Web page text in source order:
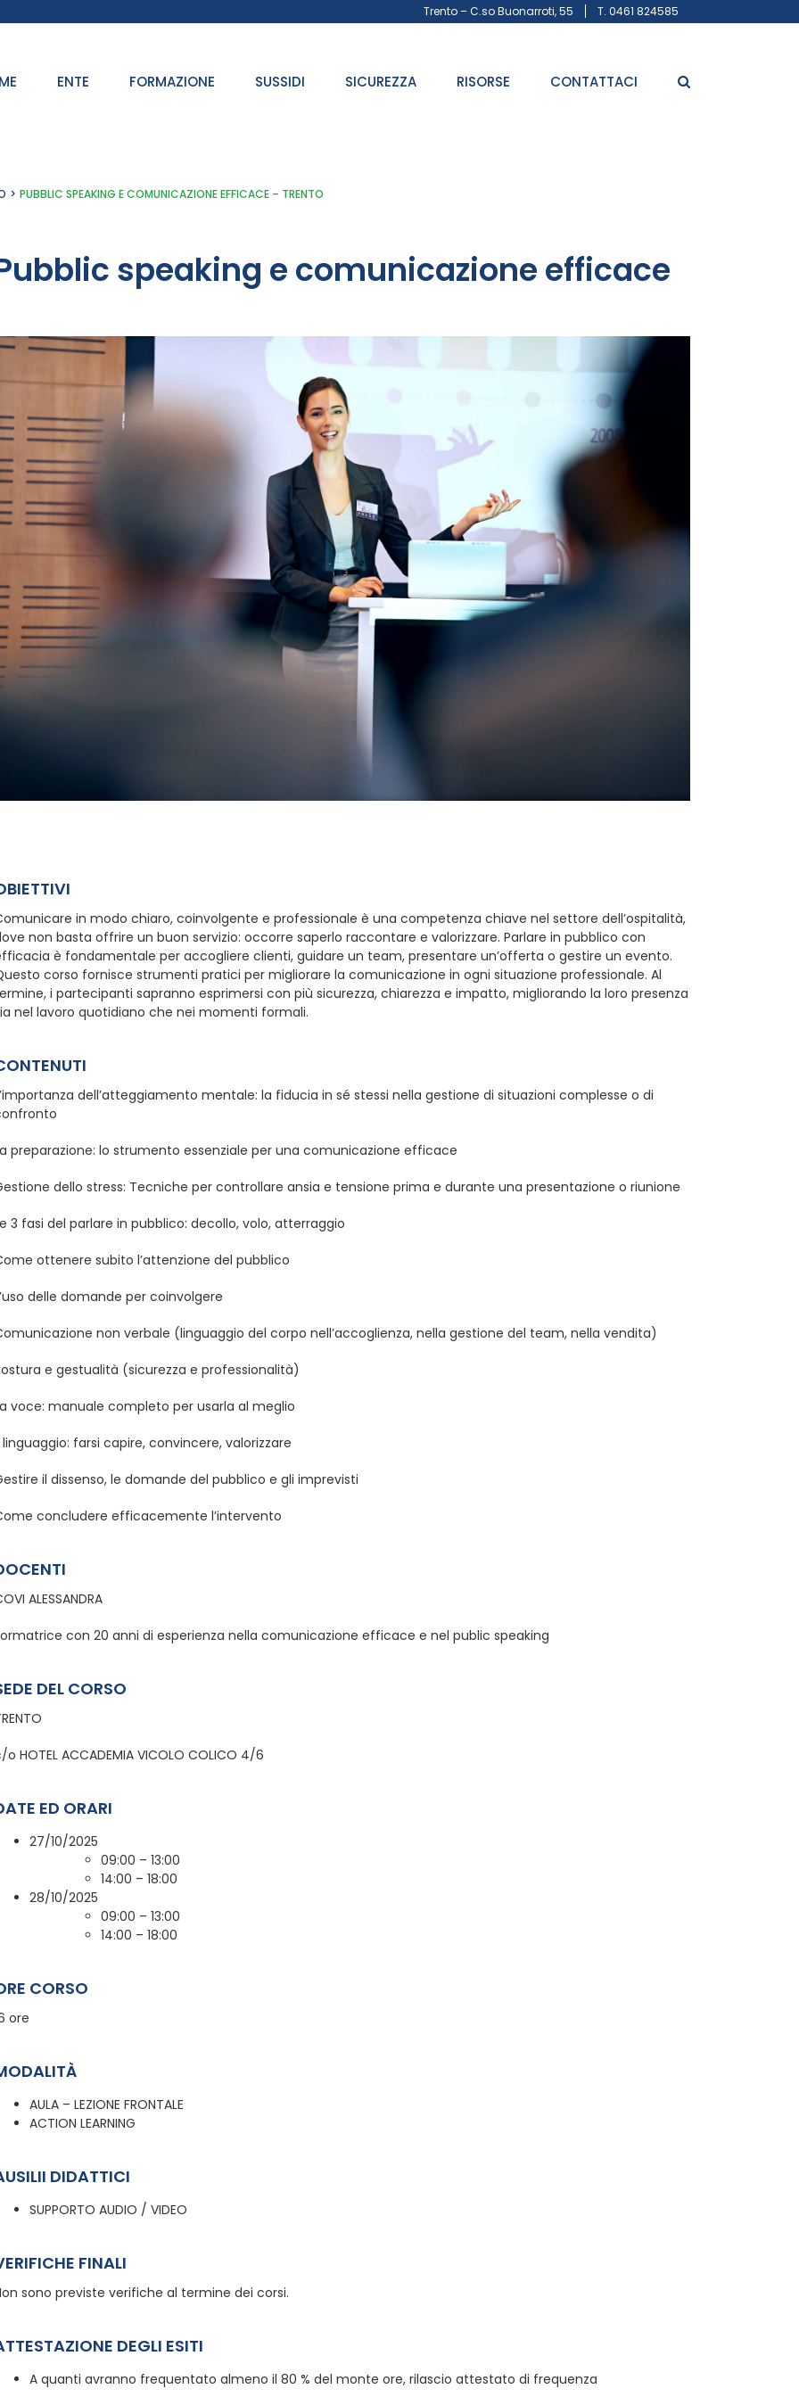
Trento – C.so Buonarroti, 55 T. 0461 824585
ENTE FORMAZIONE SUSSIDI SICUREZZA RISORSE CONTATTACI
PUBBLIC SPEAKING E COMUNICAZIONE EFFICACE – TRENTO
speaking e comunicazione efficace
in modo chiaro, coinvolgente e professionale è una competenza chiave nel settore dell’ospitalità,
non basta offrire un buon servizio: occorre saperlo raccontare e valorizzare. Parlare in pubblico con
è fondamentale per accogliere clienti, guidare un team, presentare un’offerta o gestire un evento.
corso fornisce strumenti pratici per migliorare la comunicazione in ogni situazione professionale. Al
i partecipanti sapranno esprimersi con più sicurezza, chiarezza e impatto, migliorando la loro presenza
nel lavoro quotidiano che nei momenti formali.
dell’atteggiamento mentale: la fiducia in sé stessi nella gestione di situazioni complesse o di
preparazione: lo strumento essenziale per una comunicazione efficace
dello stress: Tecniche per controllare ansia e tensione prima e durante una presentazione o riunione
3 fasi del parlare in pubblico: decollo, volo, atterraggio
ottenere subito l’attenzione del pubblico
delle domande per coinvolgere
non verbale (linguaggio del corpo nell’accoglienza, nella gestione del team, nella vendita)
e gestualità (sicurezza e professionalità)
voce: manuale completo per usarla al meglio
linguaggio: farsi capire, convincere, valorizzare
il dissenso, le domande del pubblico e gli imprevisti
concludere efficacemente l’intervento
ALESSANDRA
con 20 anni di esperienza nella comunicazione efficace e nel public speaking
DEL CORSO
o HOTEL ACCADEMIA VICOLO COLICO 4/6
ED ORARI
27/10/2025
09:00 – 13:00
14:00 – 18:00
28/10/2025
09:00 – 13:00
14:00 – 18:00
CORSO
ore
AULA – LEZIONE FRONTALE
ACTION LEARNING
DIDATTICI
SUPPORTO AUDIO / VIDEO
FINALI
sono previste verifiche al termine dei corsi.
DEGLI ESITI
A quanti avranno frequentato almeno il 80 % del monte ore, rilascio attestato di frequenza